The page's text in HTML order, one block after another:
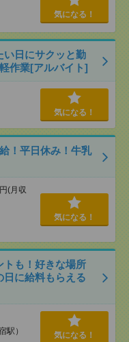
気になる！
い日にサクッと勤
作業[アルバイト]
気になる！
！平日休み！牛乳
(月収
気になる！
トも！好きな場所
に給料もらえる
駅） 気になる！